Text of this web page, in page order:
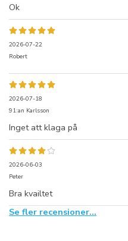
Ok
2026-07-22
Robert
2026-07-18
91:an Karlsson
Inget att klaga på
2026-06-03
Peter
Bra kvailtet
Se fler recensioner...